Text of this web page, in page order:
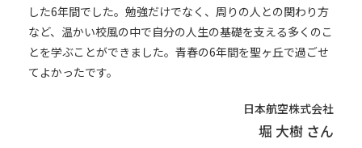
した6年間でした。勉強だけでなく、周りの人との関わり方
など、温かい校風の中で自分の人生の基礎を支える多くのこ
とを学ぶことができました。青春の6年間を聖ヶ丘で過ごせ
てよかったです。
日本航空株式会社
堀 大樹 さん